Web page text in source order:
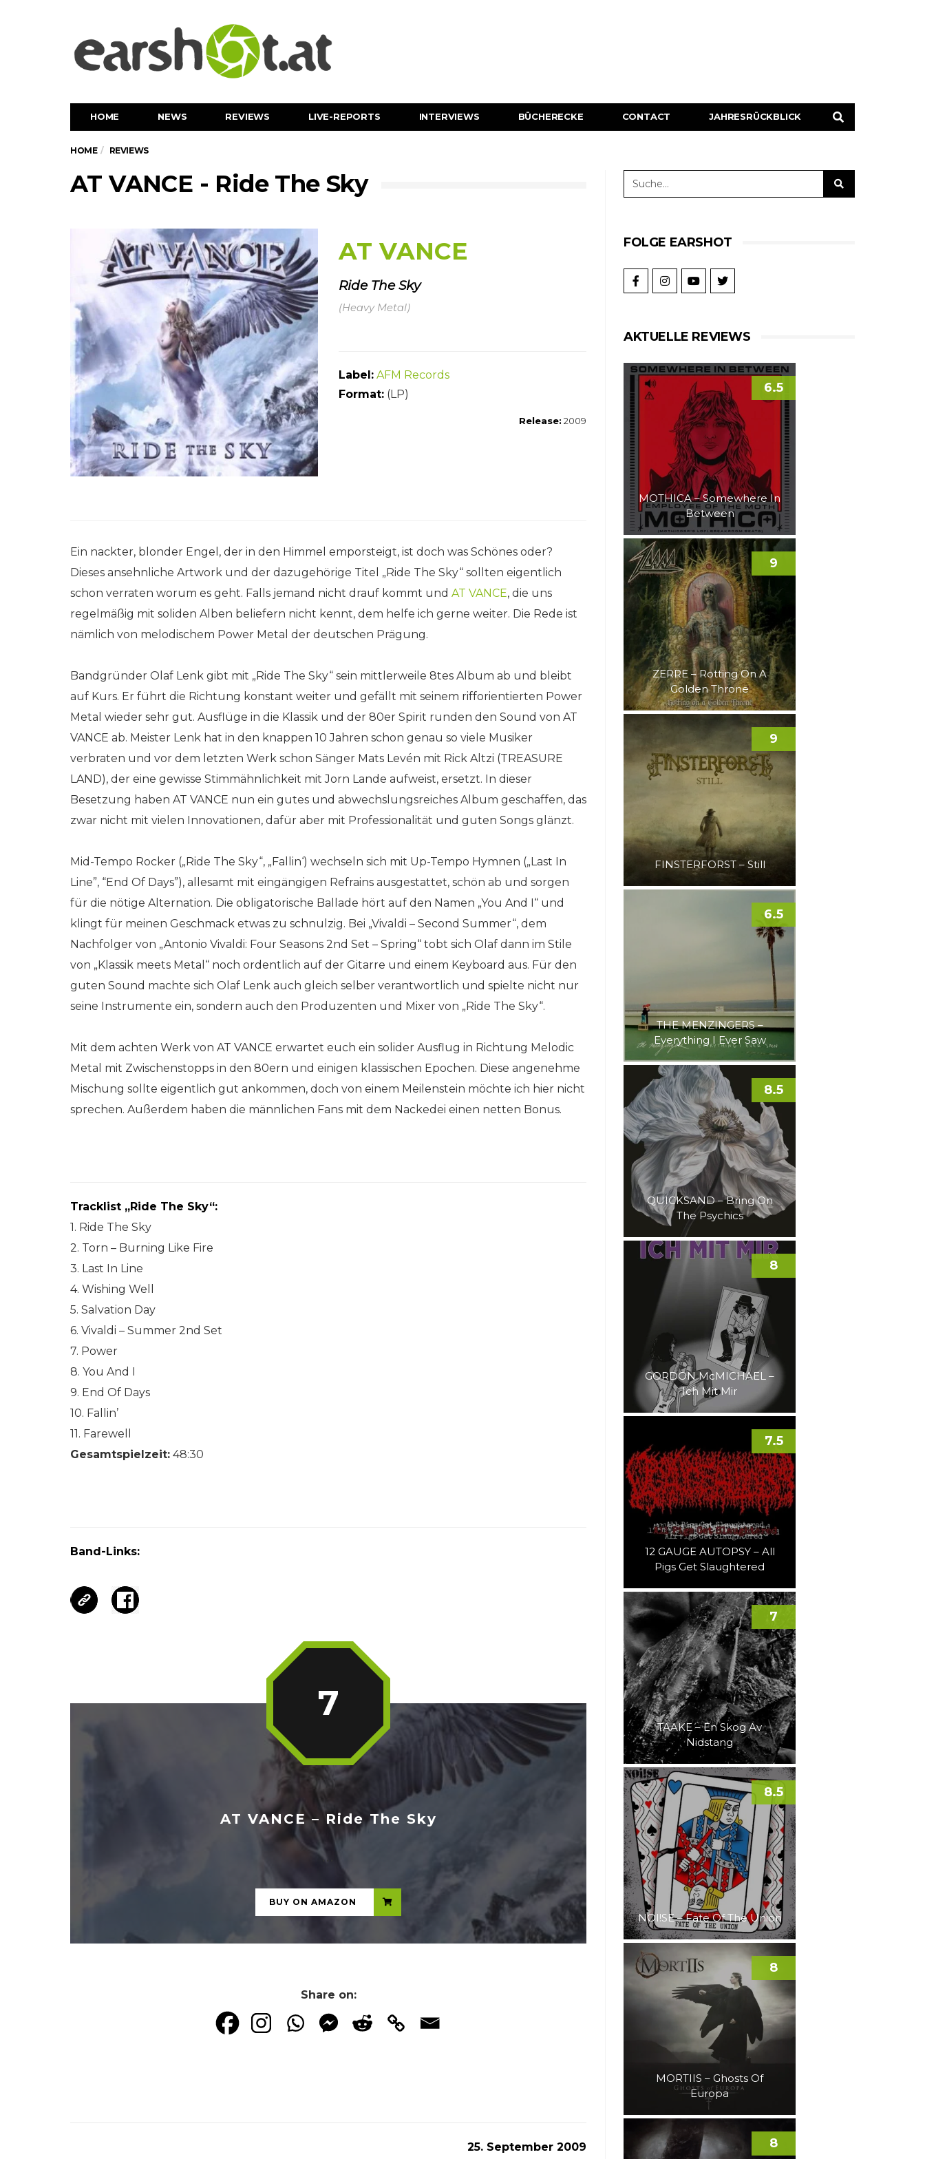
HOME NEWS REVIEWS LIVE-REPORTS INTERVIEWS BÜCHERECKE CONTACT JAHRESRÜCKBLICK
HOME REVIEWS
AT VANCE - Ride The Sky
AT VANCE
Ride The Sky
(Heavy Metal)
Label: AFM Records
Format: (LP)
Release: 2009
Ein nackter, blonder Engel, der in den Himmel emporsteigt, ist doch was Schönes oder?
Dieses ansehnliche Artwork und der dazugehörige Titel „Ride The Sky“ sollten eigentlich
schon verraten worum es geht. Falls jemand nicht drauf kommt und AT VANCE, die uns
regelmäßig mit soliden Alben beliefern nicht kennt, dem helfe ich gerne weiter. Die Rede ist
nämlich von melodischem Power Metal der deutschen Prägung.
Bandgründer Olaf Lenk gibt mit „Ride The Sky“ sein mittlerweile 8tes Album ab und bleibt
auf Kurs. Er führt die Richtung konstant weiter und gefällt mit seinem rifforientierten Power
Metal wieder sehr gut. Ausflüge in die Klassik und der 80er Spirit runden den Sound von AT
VANCE ab. Meister Lenk hat in den knappen 10 Jahren schon genau so viele Musiker
verbraten und vor dem letzten Werk schon Sänger Mats Levén mit Rick Altzi (TREASURE
LAND), der eine gewisse Stimmähnlichkeit mit Jorn Lande aufweist, ersetzt. In dieser
Besetzung haben AT VANCE nun ein gutes und abwechslungsreiches Album geschaffen, das
zwar nicht mit vielen Innovationen, dafür aber mit Professionalität und guten Songs glänzt.
Mid-Tempo Rocker („Ride The Sky“, „Fallin‘) wechseln sich mit Up-Tempo Hymnen („Last In
Line”, “End Of Days”), allesamt mit eingängigen Refrains ausgestattet, schön ab und sorgen
für die nötige Alternation. Die obligatorische Ballade hört auf den Namen „You And I“ und
klingt für meinen Geschmack etwas zu schnulzig. Bei „Vivaldi – Second Summer“, dem
Nachfolger von „Antonio Vivaldi: Four Seasons 2nd Set – Spring“ tobt sich Olaf dann im Stile
von „Klassik meets Metal“ noch ordentlich auf der Gitarre und einem Keyboard aus. Für den
guten Sound machte sich Olaf Lenk auch gleich selber verantwortlich und spielte nicht nur
seine Instrumente ein, sondern auch den Produzenten und Mixer von „Ride The Sky“.
Mit dem achten Werk von AT VANCE erwartet euch ein solider Ausflug in Richtung Melodic
Metal mit Zwischenstopps in den 80ern und einigen klassischen Epochen. Diese angenehme
Mischung sollte eigentlich gut ankommen, doch von einem Meilenstein möchte ich hier nicht
sprechen. Außerdem haben die männlichen Fans mit dem Nackedei einen netten Bonus.
Tracklist „Ride The Sky“:
1. Ride The Sky
2. Torn – Burning Like Fire
3. Last In Line
4. Wishing Well
5. Salvation Day
6. Vivaldi – Summer 2nd Set
7. Power
8. You And I
9. End Of Days
10. Fallin’
11. Farewell
Gesamtspielzeit: 48:30
Band-Links:
AT VANCE – Ride The Sky
7
...
BUY ON AMAZON
Share on:
25. September 2009
FOLGE EARSHOT
AKTUELLE REVIEWS
MOTHICA – Somewhere In
Between
6.5
ZERRE – Rotting On A
Golden Throne
9
FINSTERFORST – Still
9
THE MENZINGERS –
Everything I Ever Saw
6.5
QUICKSAND – Bring On
The Psychics
8.5
GORDON McMICHAEL –
Ich Mit Mir
8
12 GAUGE AUTOPSY – All
Pigs Get Slaughtered
7.5
TAAKE – En Skog Av
Nidstang
7
NOI!SE – Fate Of The Union
8.5
MORTIIS – Ghosts Of
Europa
8
8